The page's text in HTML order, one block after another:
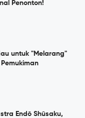
Penonton!
untuk "Melarang"
Endō Shūsaku,